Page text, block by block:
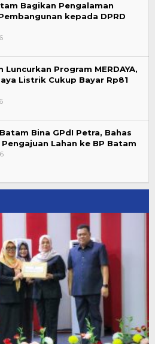
Bagikan Pengalaman
kepada DPRD
Luncurkan Program MERDAYA,
Listrik Cukup Bayar Rp81
Bina GPdI Petra, Bahas
Lahan ke BP Batam